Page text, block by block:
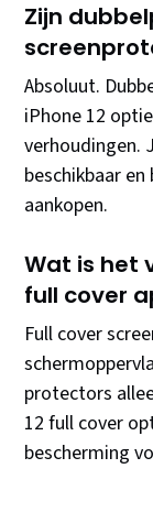
Zijn
Absoluut.
iPhone 12
verhoudingen.
beschikbaar
aankopen.
Wat is het
full cover
Full cover
protectors
12 full cover
bescherming